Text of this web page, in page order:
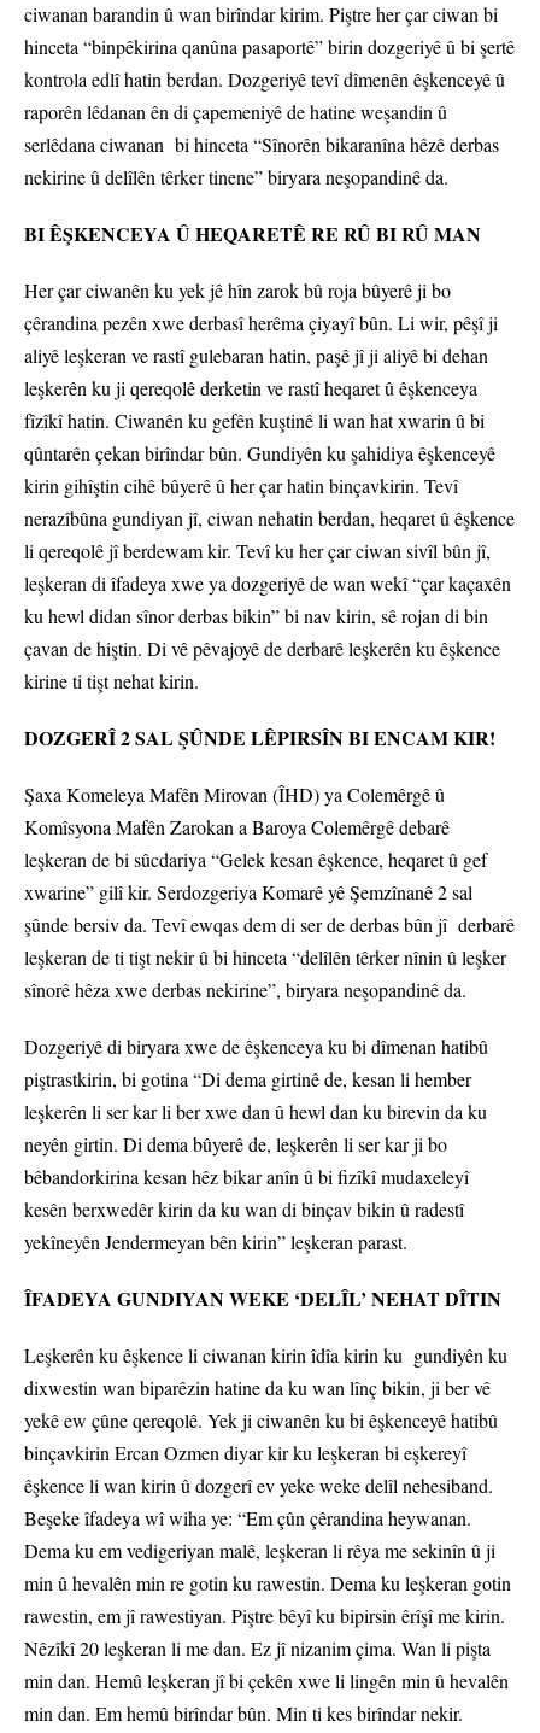
ciwanan barandin û wan birîndar kirim. Piştre her çar ciwan bi
hinceta “binpêkirina qanûna pasaportê” birin dozgeriyê û bi şertê
kontrola edlî hatin berdan. Dozgeriyê tevî dîmenên êşkenceyê û
raporên lêdanan ên di çapemeniyê de hatine weşandin û
serlêdana ciwanan bi hinceta “Sînorên bikaranîna hêzê derbas
nekirine û delîlên têrker tinene” biryara neşopandinê da.
BI ÊŞKENCEYA Û HEQARETÊ RE RÛ BI RÛ MAN
Her çar ciwanên ku yek jê hîn zarok bû roja bûyerê ji bo
çêrandina pezên xwe derbasî herêma çiyayî bûn. Li wir, pêşî ji
aliyê leşkeran ve rastî gulebaran hatin, paşê jî ji aliyê bi dehan
leşkerên ku ji qereqolê derketin ve rastî heqaret û êşkenceya
fîzîkî hatin. Ciwanên ku gefên kuştinê li wan hat xwarin û bi
qûntarên çekan birîndar bûn. Gundiyên ku şahidiya êşkenceyê
kirin gihîştin cihê bûyerê û her çar hatin binçavkirin. Tevî
nerazîbûna gundiyan jî, ciwan nehatin berdan, heqaret û êşkence
li qereqolê jî berdewam kir. Tevî ku her çar ciwan sivîl bûn jî,
leşkeran di îfadeya xwe ya dozgeriyê de wan wekî “çar kaçaxên
ku hewl didan sînor derbas bikin” bi nav kirin, sê rojan di bin
çavan de hiştin. Di vê pêvajoyê de derbarê leşkerên ku êşkence
kirine ti tişt nehat kirin.
DOZGERÎ 2 SAL ŞÛNDE LÊPIRSÎN BI ENCAM KIR!
Şaxa Komeleya Mafên Mirovan (ÎHD) ya Colemêrgê û
Komîsyona Mafên Zarokan a Baroya Colemêrgê debarê
leşkeran de bi sûcdariya “Gelek kesan êşkence, heqaret û gef
xwarine” gilî kir. Serdozgeriya Komarê yê Şemzînanê 2 sal
şûnde bersiv da. Tevî ewqas dem di ser de derbas bûn jî derbarê
leşkeran de ti tişt nekir û bi hinceta “delîlên têrker nînin û leşker
sînorê hêza xwe derbas nekirine”, biryara neşopandinê da.
Dozgeriyê di biryara xwe de êşkenceya ku bi dîmenan hatibû
piştrastkirin, bi gotina “Di dema girtinê de, kesan li hember
leşkerên li ser kar li ber xwe dan û hewl dan ku birevin da ku
neyên girtin. Di dema bûyerê de, leşkerên li ser kar ji bo
bêbandorkirina kesan hêz bikar anîn û bi fizîkî mudaxeleyî
kesên berxwedêr kirin da ku wan di binçav bikin û radestî
yekîneyên Jendermeyan bên kirin” leşkeran parast.
ÎFADEYA GUNDIYAN WEKE ‘DELÎL’ NEHAT DÎTIN
Leşkerên ku êşkence li ciwanan kirin îdîa kirin ku gundiyên ku
dixwestin wan biparêzin hatine da ku wan lînç bikin, ji ber vê
yekê ew çûne qereqolê. Yek ji ciwanên ku bi êşkenceyê hatibû
binçavkirin Ercan Ozmen diyar kir ku leşkeran bi eşkereyî
êşkence li wan kirin û dozgerî ev yeke weke delîl nehesiband.
Beşeke îfadeya wî wiha ye: “Em çûn çêrandina heywanan.
Dema ku em vedigeriyan malê, leşkeran li rêya me sekinîn û ji
min û hevalên min re gotin ku rawestin. Dema ku leşkeran gotin
rawestin, em jî rawestiyan. Piştre bêyî ku bipirsin êrîşî me kirin.
Nêzîkî 20 leşkeran li me dan. Ez jî nizanim çima. Wan li pişta
min dan. Hemû leşkeran jî bi çekên xwe li lingên min û hevalên
min dan. Em hemû birîndar bûn. Min ti kes birîndar nekir.